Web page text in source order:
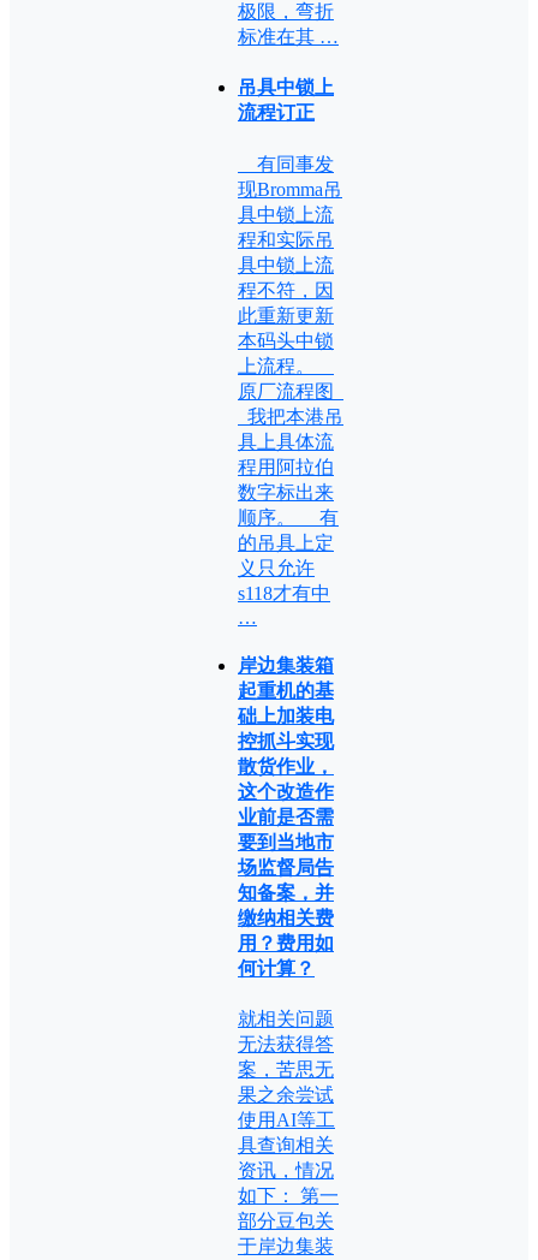
极限，弯折
标准在其 …
吊具中锁上
流程订正
有同事发
现Bromma吊
具中锁上流
程和实际吊
具中锁上流
程不符，因
此重新更新
本码头中锁
上流程。
原厂流程图
我把本港吊
具上具体流
程用阿拉伯
数字标出来
顺序。 有
的吊具上定
义只允许
s118才有中
…
岸边集装箱
起重机的基
础上加装电
控抓斗实现
散货作业，
这个改造作
业前是否需
要到当地市
场监督局告
知备案，并
缴纳相关费
用？费用如
何计算？
就相关问题
无法获得答
案，苦思无
果之余尝试
使用AI等工
具查询相关
资讯，情况
如下： 第一
部分豆包关
于岸边集装